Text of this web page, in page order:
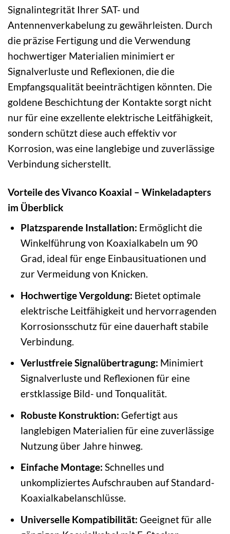
Signalintegrität Ihrer SAT- und
Antennenverkabelung zu gewährleisten. Durch
die präzise Fertigung und die Verwendung
hochwertiger Materialien minimiert er
Signalverluste und Reflexionen, die die
Empfangsqualität beeinträchtigen könnten. Die
goldene Beschichtung der Kontakte sorgt nicht
nur für eine exzellente elektrische Leitfähigkeit,
sondern schützt diese auch effektiv vor
Korrosion, was eine langlebige und zuverlässige
Verbindung sicherstellt.
Vorteile des Vivanco Koaxial – Winkeladapters
im Überblick
Platzsparende Installation: Ermöglicht die
Winkelführung von Koaxialkabeln um 90
Grad, ideal für enge Einbausituationen und
zur Vermeidung von Knicken.
Hochwertige Vergoldung: Bietet optimale
elektrische Leitfähigkeit und hervorragenden
Korrosionsschutz für eine dauerhaft stabile
Verbindung.
Verlustfreie Signalübertragung: Minimiert
Signalverluste und Reflexionen für eine
erstklassige Bild- und Tonqualität.
Robuste Konstruktion: Gefertigt aus
langlebigen Materialien für eine zuverlässige
Nutzung über Jahre hinweg.
Einfache Montage: Schnelles und
unkompliziertes Aufschrauben auf Standard-
Koaxialkabelanschlüsse.
Universelle Kompatibilität: Geeignet für alle